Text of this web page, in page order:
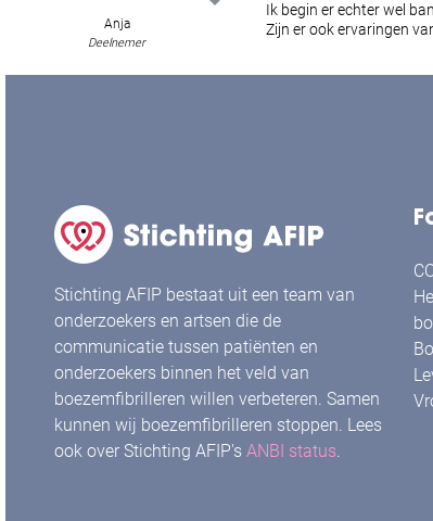
Anja
Deelnemer
Ik begin er echter wel
Zijn er ook ervaringen
Stichting AFIP bestaat uit een team van
onderzoekers en artsen die de
communicatie tussen patiënten en
onderzoekers binnen het veld van
boezemfibrilleren willen verbeteren. Samen
kunnen wij boezemfibrilleren stoppen. Lees
ook over Stichting AFIP's ANBI status.